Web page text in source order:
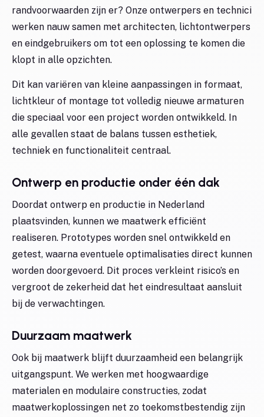
randvoorwaarden zijn er? Onze ontwerpers en technici
werken nauw samen met architecten, lichtontwerpers
en eindgebruikers om tot een oplossing te komen die
klopt in alle opzichten.
Dit kan variëren van kleine aanpassingen in formaat,
lichtkleur of montage tot volledig nieuwe armaturen
die speciaal voor een project worden ontwikkeld. In
alle gevallen staat de balans tussen esthetiek,
techniek en functionaliteit centraal.
Ontwerp en productie onder één dak
Doordat ontwerp en productie in Nederland
plaatsvinden, kunnen we maatwerk efficiënt
realiseren. Prototypes worden snel ontwikkeld en
getest, waarna eventuele optimalisaties direct kunnen
worden doorgevoerd. Dit proces verkleint risico’s en
vergroot de zekerheid dat het eindresultaat aansluit
bij de verwachtingen.
Duurzaam maatwerk
Ook bij maatwerk blijft duurzaamheid een belangrijk
uitgangspunt. We werken met hoogwaardige
materialen en modulaire constructies, zodat
maatwerkoplossingen net zo toekomstbestendig zijn